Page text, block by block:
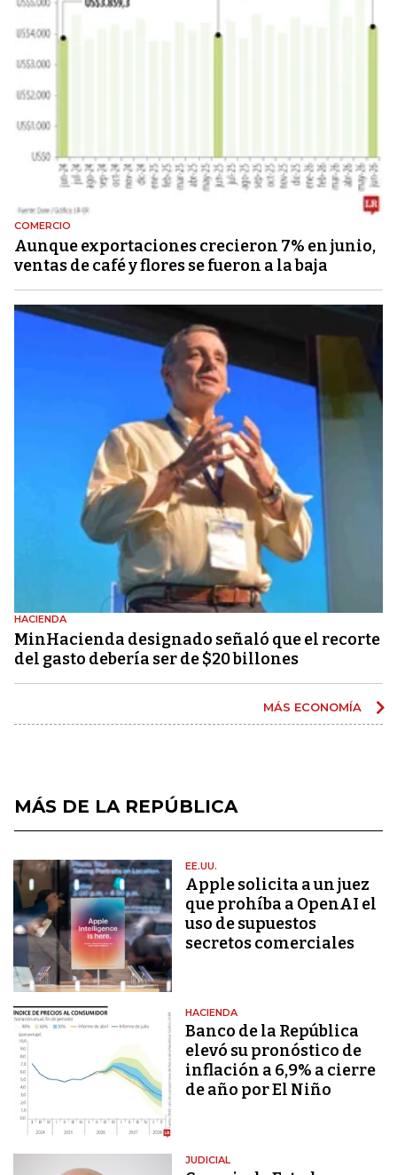
COMERCIO
Aunque exportaciones crecieron 7% en junio,
ventas de café y flores se fueron a la baja
HACIENDA
MinHacienda designado señaló que el recorte
del gasto debería ser de $20 billones
MÁS ECONOMÍA
MÁS DE LA REPÚBLICA
EE.UU.
Apple solicita a un juez
que prohíba a OpenAI el
uso de supuestos
secretos comerciales
HACIENDA
Banco de la República
elevó su pronóstico de
inflación a 6,9% a cierre
de año por El Niño
JUDICIAL